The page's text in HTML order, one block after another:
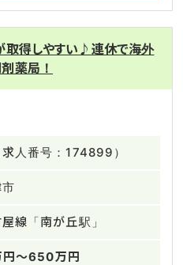
取得しやすい♪連休で海外
薬局！
人番号：174899）
線「南が丘駅」
～650万円